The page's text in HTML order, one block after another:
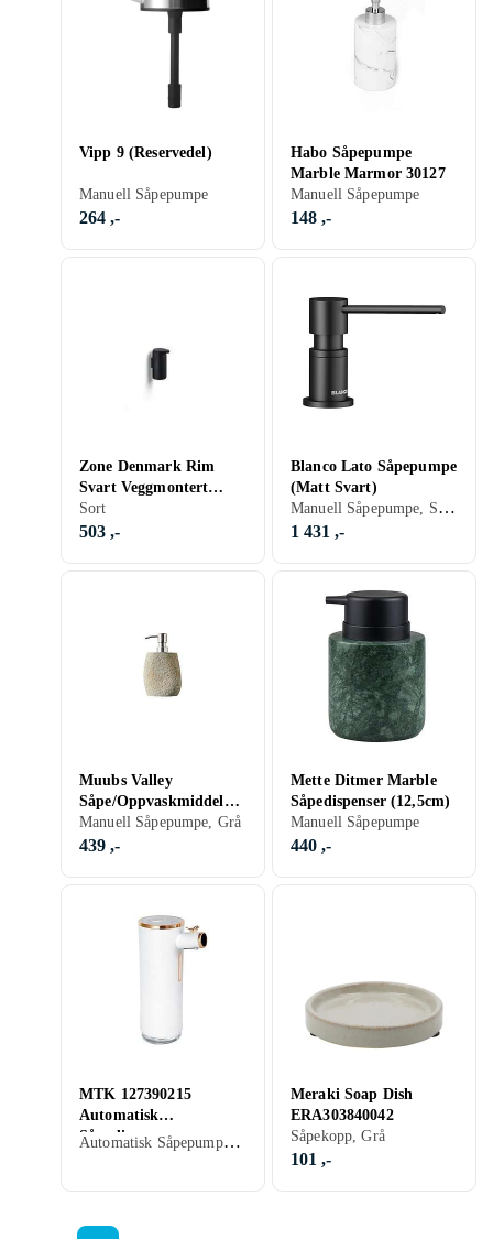
Vipp 9 (Reservedel)
Manuell Såpepumpe
264 ,-
Habo Såpepumpe
Marble Marmor 30127
Manuell Såpepumpe
148 ,-
Zone Denmark Rim
Svart Veggmontert
Såpedispenser
Sort
503 ,-
Blanco Lato Såpepumpe
(Matt Svart)
Manuell Såpepumpe, Sort, Hvit, Matt/Børstet
1 431 ,-
Muubs Valley
Såpe/Oppvaskmiddelpu
mpe
Manuell Såpepumpe, Grå
439 ,-
Mette Ditmer Marble
Såpedispenser (12,5cm)
Manuell Såpepumpe
440 ,-
MTK 127390215
Automatisk
Såpedispenser
Automatisk Såpepumpe, Hvit
Meraki Soap Dish
ERA303840042
Såpekopp, Grå
101 ,-